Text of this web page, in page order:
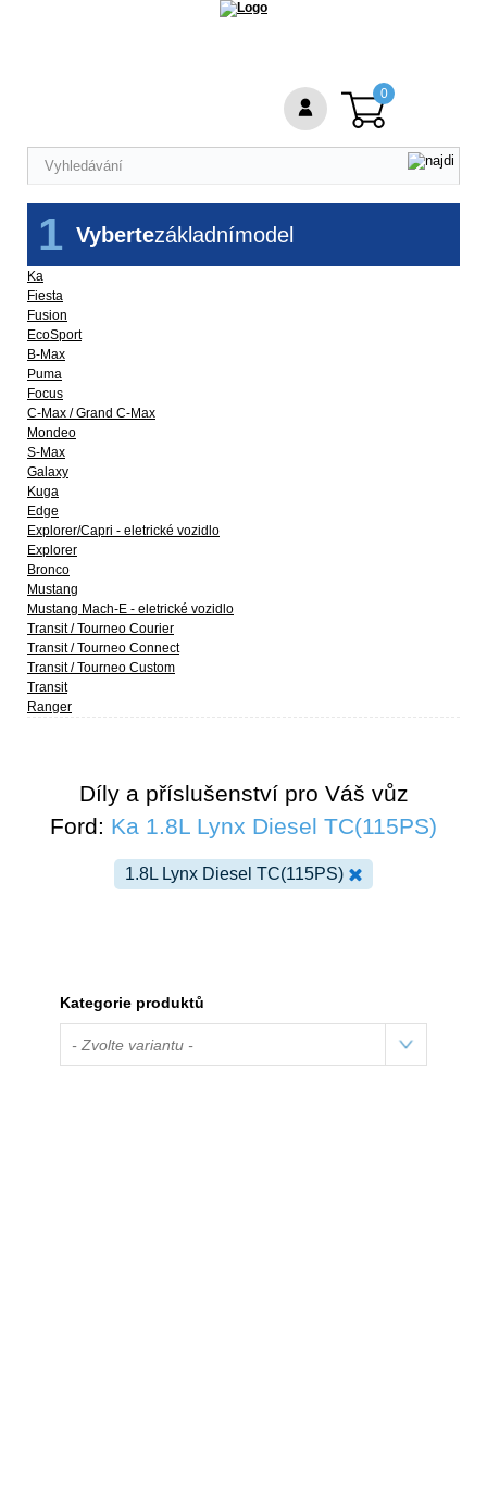
Vybertezákladnímodel
1
Ka
Fiesta
Fusion
EcoSport
B-Max
Puma
Focus
C-Max / Grand C-Max
Mondeo
S-Max
Galaxy
Kuga
Edge
Explorer/Capri - eletrické vozidlo
Explorer
Bronco
Mustang
Mustang Mach-E - eletrické vozidlo
Transit / Tourneo Courier
Transit / Tourneo Connect
Transit / Tourneo Custom
Transit
Ranger
Díly a příslušenství pro Váš vůz
Ford: Ka 1.8L Lynx Diesel TC(115PS)
1.8L Lynx Diesel TC(115PS)
Kategorie produktů
- Zvolte variantu -
0